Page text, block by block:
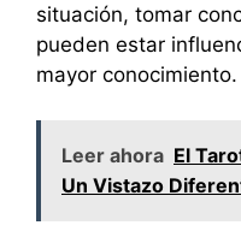
situación, tomar
pueden estar
mayor conocimiento.
Leer ahora El
Un Vistazo